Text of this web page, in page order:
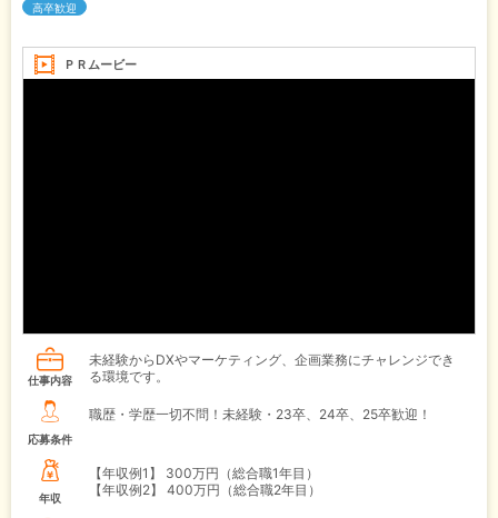
高卒歓迎
ＰＲムービー
仕事内容
未経験からDXやマーケティング、企画業務にチャレンジでき
る環境です。
応募条件
職歴・学歴一切不問！未経験・23卒、24卒、25卒歓迎！
年収
【年収例1】
300万円（総合職1年目）
【年収例2】
400万円（総合職2年目）